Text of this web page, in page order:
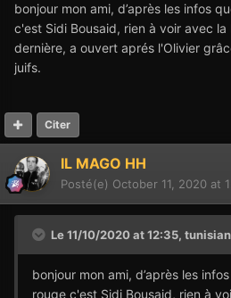
bonjour mon ami, d’après les infos
c'est Sidi Bousaid, rien à voir avec
dernière, a ouvert aprés l'Olivier
juifs.
Citer
IL MAGO HH
Posté(e) October 11, 2020 at
Le 11/10/2020 at 12:35,
bonjour mon ami, d’après les
rouge c'est Sidi Bousaid, rien à